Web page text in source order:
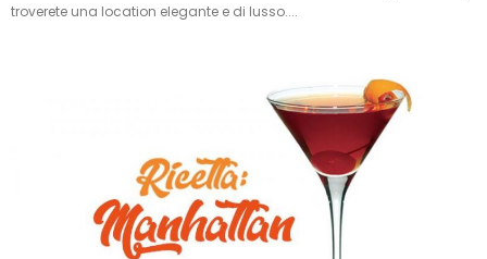
troverete una location elegante e di lusso....